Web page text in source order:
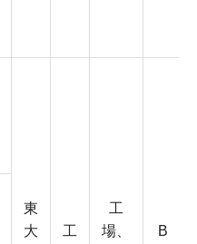
東
大
工
工
場、
B